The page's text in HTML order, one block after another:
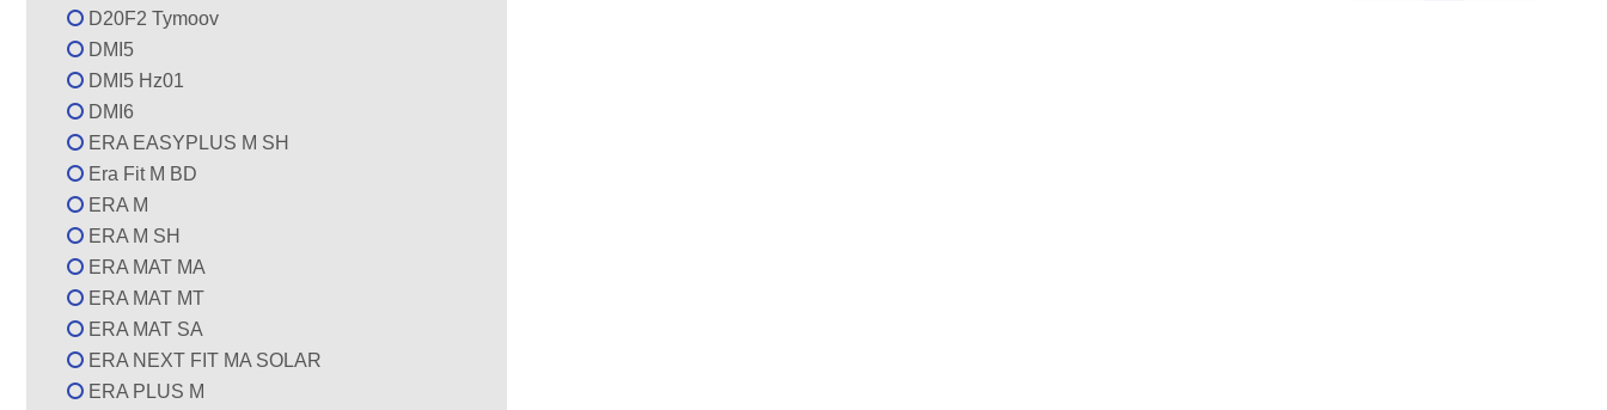
D20F2 Tymoov
DMI5
DMI5 Hz01
DMI6
ERA EASYPLUS M SH
Era Fit M BD
ERA M
ERA M SH
ERA MAT MA
ERA MAT MT
ERA MAT SA
ERA NEXT FIT MA SOLAR
ERA PLUS M